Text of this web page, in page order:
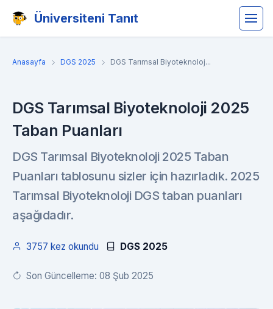
Üniversiteni Tanıt
Anasayfa DGS 2025 DGS Tarımsal Biyoteknoloj...
DGS Tarımsal Biyoteknoloji 2025
Taban Puanları
DGS Tarımsal Biyoteknoloji 2025 Taban
Puanları tablosunu sizler için hazırladık. 2025
Tarımsal Biyoteknoloji DGS taban puanları
aşağıdadır.
3757 kez okundu DGS 2025
Son Güncelleme: 08 Şub 2025